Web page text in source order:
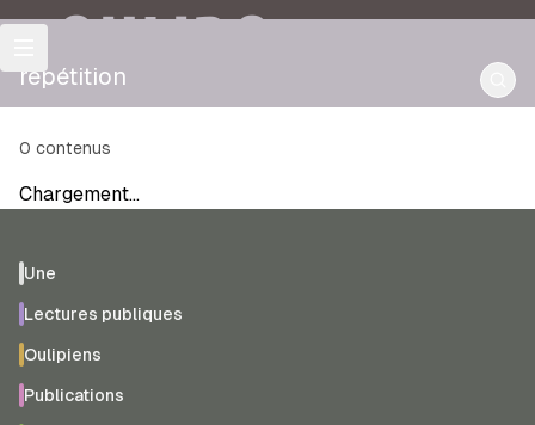
OULIPO
répétition
0 contenus
Chargement…
Une
Lectures publiques
Oulipiens
Publications